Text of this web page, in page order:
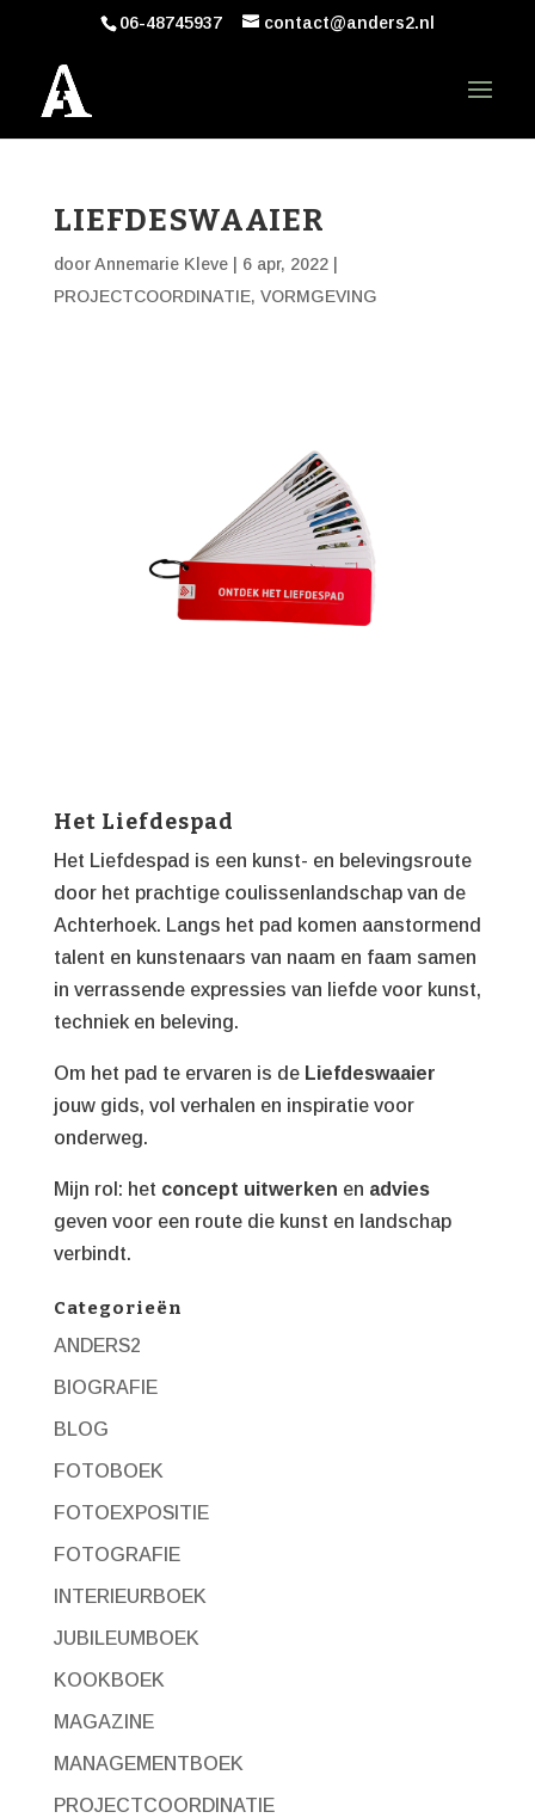
06-48745937 contact@anders2.nl
LIEFDESWAAIER
doorAnnemarie Kleve| 6 apr, 2022|
PROJECTCOORDINATIE, VORMGEVING
Het Liefdespad
Het Liefdespad is een kunst- en belevingsroute
door het prachtige coulissenlandschap van de
Achterhoek. Langs het pad komen aanstormend
talent en kunstenaars van naam en faam samen
in verrassende expressies van liefde voor kunst,
techniek en beleving.
Om het pad te ervaren is de Liefdeswaaier
jouw gids, vol verhalen en inspiratie voor
onderweg.
Mijn rol: het concept uitwerken en advies
geven voor een route die kunst en landschap
verbindt.
Categorieën
ANDERS2
BIOGRAFIE
BLOG
FOTOBOEK
FOTOEXPOSITIE
FOTOGRAFIE
INTERIEURBOEK
JUBILEUMBOEK
KOOKBOEK
MAGAZINE
MANAGEMENTBOEK
PROJECTCOORDINATIE